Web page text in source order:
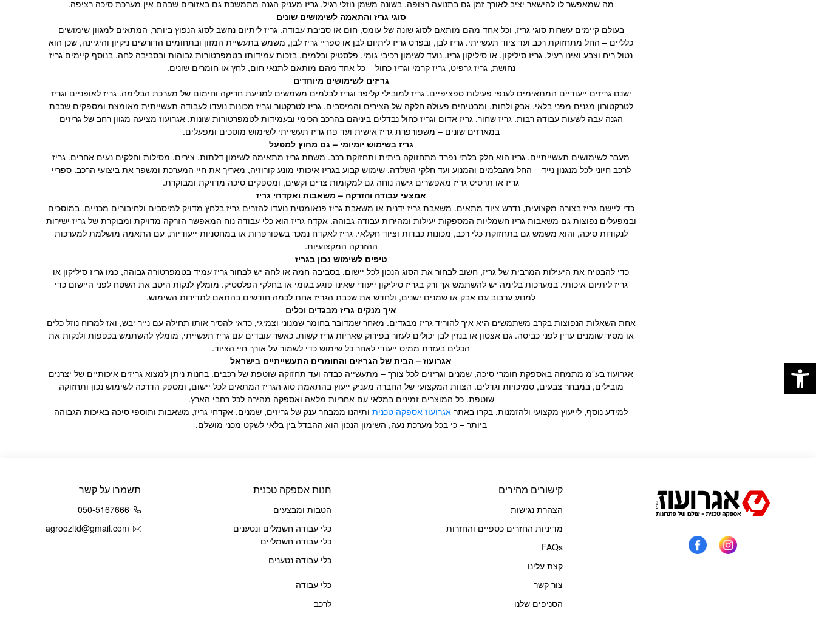
מה שמאפשר לו להישאר יציב לאורך זמן גם בתנועה רצופה. בשונה משמן נוזלי רגיל, גריז מעניק הגנה מתמשכת גם באזורים שבהם אין מערכת סיכה רציפה.
סוגי גריז והתאמה לשימושים שונים
בעולם קיימים עשרות סוגי גריז, וכל אחד מהם מותאם לסוג שונה של עומס, חום או סביבת עבודה. גריז ליתיום נחשב לסוג הנפוץ ביותר, המתאים למגוון שימושים
כלליים – החל מתחזוקת רכב ועד ציוד תעשייתי. גריז לבן, ובפרט גריז ליתיום לבן או ספריי גריז לבן, משמש בתעשיית המזון ובתחומים הדורשים ניקיון והיגיינה, שכן הוא
נטול ריח וצבע ואינו רעיל. גריז סיליקון, או סיליקון גריז, נועד לשימון רכיבי גומי, פלסטיק ובלמים, בזכות עמידותו בטמפרטורות גבוהות ובסביבה לחה. בנוסף קיימים גריז
נחושת, גריז גרפיט, גריז קרמי וגריז כחול – כל אחד מהם מותאם לתנאי חום, לחץ או חומרים שונים.
גריזים לשימושים מיוחדים
ישנם גריזים ייעודיים המתאימים לענפי פעילות ספציפיים. גריז למובילי קליפר וגריז לבלמים משמשים למניעת חריקה וחימום של מערכת הבלימה. גריז לאופניים וגריז
לטרקטורון מגנים מפני בלאי, אבק ולחות, ומבטיחים פעולה חלקה של הצירים והמיסבים. גריז לטרקטור וגריז מכונות נועדו לעבודה תעשייתית מאומצת ומספקים שכבת
הגנה עבה לשעות עבודה רבות. גריז שחור, גריז אדום וגריז כחול נבדלים ביניהם בהרכב הכימי ובעמידות לטמפרטורות שונות. אגרועוז מציעה מגוון רחב של גריזים
במארזים שונים – משפורפרת גריז אישית ועד פח גריז תעשייתי לשימוש מוסכים ומפעלים.
גריז בשימוש יומיומי – גם מחוץ למפעל
מעבר לשימושים תעשייתיים, גריז הוא חלק בלתי נפרד מתחזוקה ביתית ותחזוקת רכב. משחת גריז מתאימה לשימון דלתות, צירים, מסילות וחלקים נעים אחרים. גריז
לרכב חיוני לכל מנגנון נייד – החל מהבלמים והמנוע ועד חלקי השלדה. שימוש קבוע בגריז איכותי מונע קורוזיה, מאריך את חיי המערכת ומשפר את ביצועי הרכב. ספריי
גריז או תרסיס גריז מאפשרים גישה נוחה גם למקומות צרים וקשים, ומספקים סיכה מדויקת ומבוקרת.
אמצעי עבודה והזרקה – משאבות ואקדחי גריז
כדי ליישם גריז בצורה מקצועית, נדרש ציוד מתאים. משאבת גריז ידנית או משאבת גריז פנאומטית נועדו להזרים גריז בלחץ מדויק למיסבים ולחיבורים מכניים. במוסכים
ובמפעלים נפוצות גם משאבות גריז חשמליות המספקות יעילות ומהירות עבודה גבוהה. אקדח גריז הוא כלי עבודה נוח המאפשר הזרקה מדויקת ומבוקרת של גריז ישירות
לנקודות סיכה, והוא משמש גם בתחזוקת כלי רכב, מכונות כבדות וציוד חקלאי. גריז לאקדח נמכר בשפורפרות או במחסניות ייעודיות, עם התאמה מושלמת למערכות
ההזרקה המקצועיות.
טיפים לשימוש נכון בגריז
כדי להבטיח את היעילות המרבית של גריז, חשוב לבחור את הסוג הנכון לכל יישום. בסביבה חמה או לחה יש לבחור גריז עמיד בטמפרטורה גבוהה, כמו גריז סיליקון או
גריז ליתיום איכותי. במערכות בלימה יש להשתמש אך ורק בגריז סיליקון ייעודי שאינו פוגע בגומי או בחלקי הפלסטיק. מומלץ לנקות היטב את השטח לפני היישום כדי
למנוע ערבוב עם אבק או שמנים ישנים, ולחדש את שכבת הגריז אחת לכמה חודשים בהתאם לתדירות השימוש.
איך מנקים גריז מבגדים וכלים
אחת השאלות הנפוצות בקרב משתמשים היא איך להוריד גריז מבגדים. מאחר שמדובר בחומר שמנוני וצמיגי, כדאי להסיר אותו תחילה עם נייר יבש, ואז למרוח נוזל כלים
או מסיר שומנים עדין לפני כביסה. גם אצטון או בנזין לבן יכולים לעזור בפירוק שאריות גריז קשות. כאשר עובדים עם גריז תעשייתי, מומלץ להשתמש בכפפות ולנקות את
הכלים בעזרת ממיס ייעודי לאחר כל שימוש כדי לשמור על אורך חיי הציוד.
אגרועוז – הבית של הגריזים והחומרים התעשייתיים בישראל
אגרועוז בע”מ מתמחה באספקת חומרי סיכה, שמנים וגריזים לכל צורך – מתעשייה כבדה ועד תחזוקה שוטפת של רכבים. בחנות ניתן למצוא גריזים איכותיים של יצרנים
מובילים, במבחר צבעים, סמיכויות וגדלים. הצוות המקצועי של החברה מעניק ייעוץ בהתאמת סוג הגריז המתאים לכל יישום, ומספק הדרכה לשימוש נכון ותחזוקה
שוטפת. כל המוצרים זמינים במלאי עם אחריות מלאה ואספקה מהירה לכל רחבי הארץ.
למידע נוסף, לייעוץ מקצועי ולהזמנות, בקרו באתראגרועוז אספקה טכניתותיהנו ממבחר ענק של גריזים, שמנים, אקדחי גריז, משאבות ותוספי סיכה באיכות הגבוהה
ביותר – כי בכל מערכת נעה, השימון הנכון הוא ההבדל בין בלאי לשקט מכני מושלם.
קישורים מהירים
הצהרת נגישות
מדיניות החזרים כספיים והחזרות
FAQs
קצת עלינו
צור קשר
הסניפים שלנו
חנות אספקה טכנית
הטבות ומבצעים
כלי עבודה חשמלים ונטענים
כלי עבודה חשמליים
כלי עבודה נטענים
כלי עבודה
לרכב
תשמרו על קשר
050-5167666
agroozltd@gmail.com
פתח סרגל נגישות